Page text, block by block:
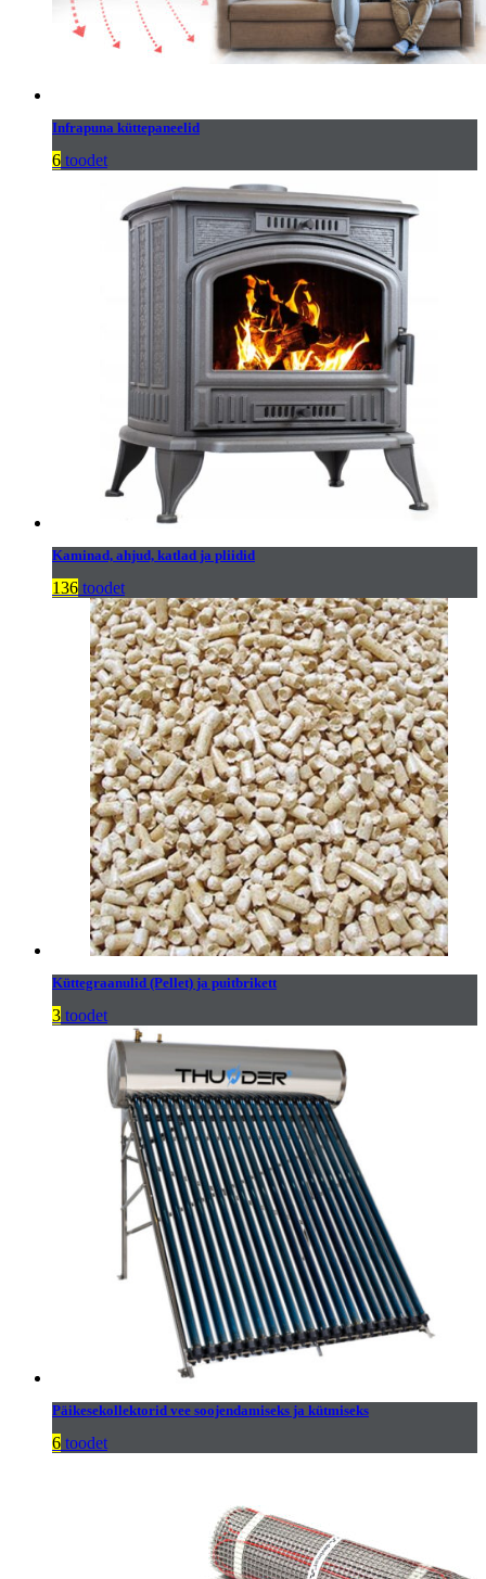
Infrapuna küttepaneelid
6 toodet
Kaminad, ahjud, katlad ja pliidid
136 toodet
Küttegraanulid (Pellet) ja puitbrikett
3 toodet
Päikesekollektorid vee soojendamiseks ja kütmiseks
6 toodet